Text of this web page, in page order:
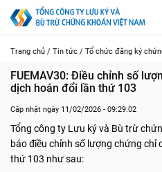
Trang chủ / Tin tức / Tổ chức đăng ký
FUEMAV30: Điều chỉnh số
dịch hoán đổi lần thứ 103
Cập nhật ngày 11/02/2026 - 09:29:02
Tổng công ty Lưu ký và Bù trừ
báo điều chỉnh số lượng chứng chỉ
thứ 103 như sau: